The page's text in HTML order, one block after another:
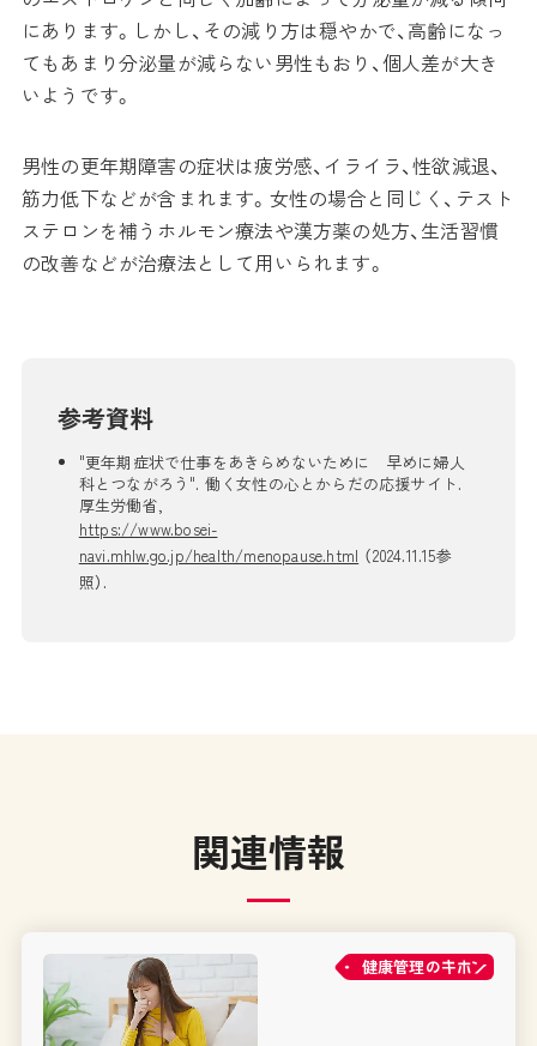
にあります。しかし、その減り方は穏やかで、高齢になっ
てもあまり分泌量が減らない男性もおり、個人差が大き
いようです。
男性の更年期障害の症状は疲労感、イライラ、性欲減退、
筋力低下などが含まれます。女性の場合と同じく、テスト
ステロンを補うホルモン療法や漢方薬の処方、生活習慣
の改善などが治療法として用いられます。
参考資料
"更年期症状で仕事をあきらめないために 早めに婦人
科とつながろう". 働く女性の心とからだの応援サイト.
厚生労働省,
https://www.bosei-
navi.mhlw.go.jp/health/menopause.html （2024.11.15参
照）.
関連情報
健康管理の